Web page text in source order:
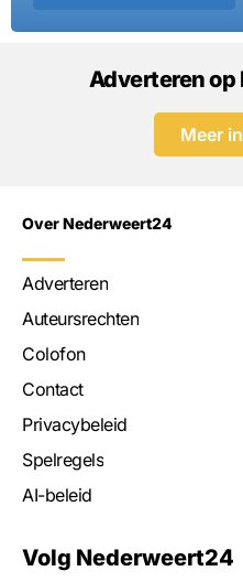
Adverteren
Meer
Over Nederweert24
Adverteren
Auteursrechten
Colofon
Contact
Privacybeleid
Spelregels
AI-beleid
Volg Nederweert24